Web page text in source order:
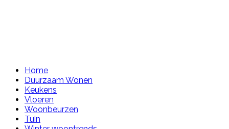
Home
Duurzaam Wonen
Keukens
Vloeren
Woonbeurzen
Tuin